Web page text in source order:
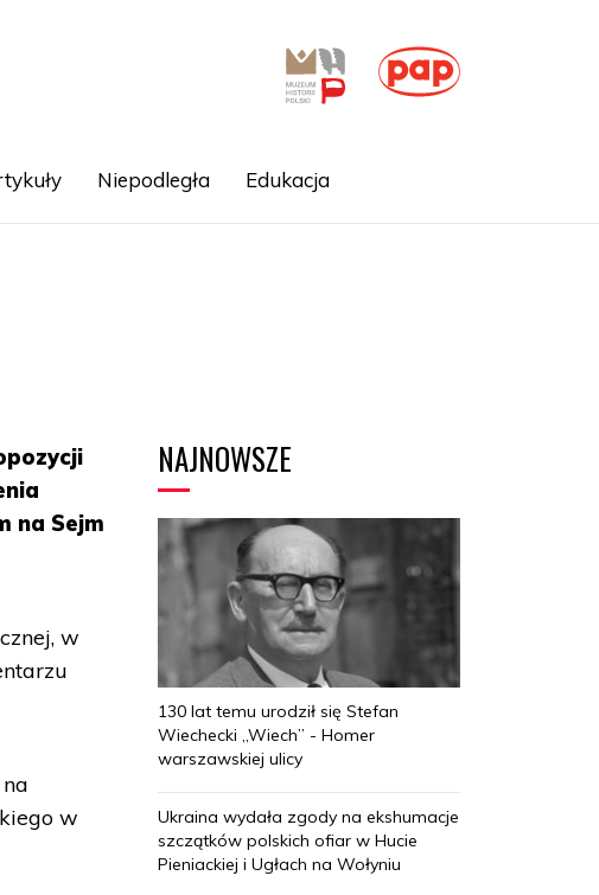
Niepodległa Edukacja
na Sejm
w
w
NAJNOWSZE
130 lat temu urodził się Stefan
Wiechecki „Wiech” - Homer
warszawskiej ulicy
Ukraina wydała zgody na ekshumacje
szczątków polskich ofiar w Hucie
Pieniackiej i Ugłach na Wołyniu